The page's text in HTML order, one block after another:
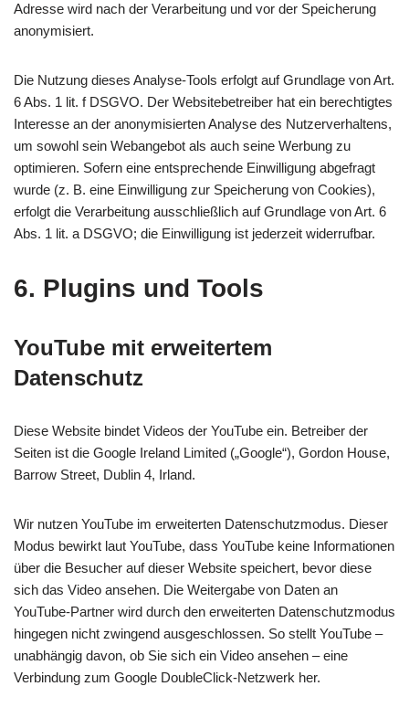
Adresse wird nach der Verarbeitung und vor der Speicherung
anonymisiert.
Die Nutzung dieses Analyse-Tools erfolgt auf Grundlage von Art.
6 Abs. 1 lit. f DSGVO. Der Websitebetreiber hat ein berechtigtes
Interesse an der anonymisierten Analyse des Nutzerverhaltens,
um sowohl sein Webangebot als auch seine Werbung zu
optimieren. Sofern eine entsprechende Einwilligung abgefragt
wurde (z. B. eine Einwilligung zur Speicherung von Cookies),
erfolgt die Verarbeitung ausschließlich auf Grundlage von Art. 6
Abs. 1 lit. a DSGVO; die Einwilligung ist jederzeit widerrufbar.
6. Plugins und Tools
YouTube mit erweitertem
Datenschutz
Diese Website bindet Videos der YouTube ein. Betreiber der
Seiten ist die Google Ireland Limited („Google“), Gordon House,
Barrow Street, Dublin 4, Irland.
Wir nutzen YouTube im erweiterten Datenschutzmodus. Dieser
Modus bewirkt laut YouTube, dass YouTube keine Informationen
über die Besucher auf dieser Website speichert, bevor diese
sich das Video ansehen. Die Weitergabe von Daten an
YouTube-Partner wird durch den erweiterten Datenschutzmodus
hingegen nicht zwingend ausgeschlossen. So stellt YouTube –
unabhängig davon, ob Sie sich ein Video ansehen – eine
Verbindung zum Google DoubleClick-Netzwerk her.